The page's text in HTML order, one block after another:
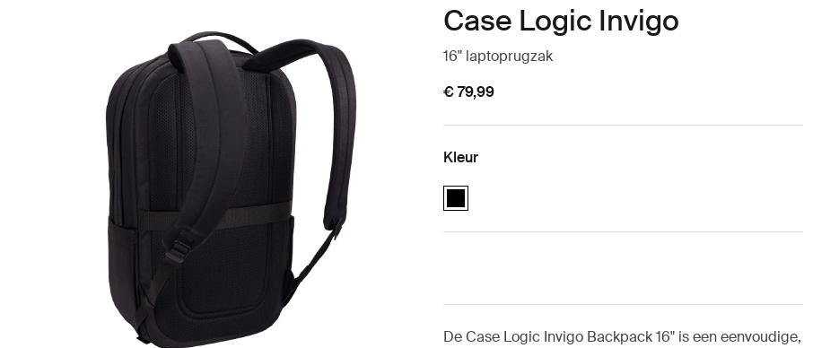
Case Logic Invigo
16" laptoprugzak
€ 79,99
Kleur
Case Logic Invigo backpack 16" Zwart (selected)
De Case Logic Invigo Backpack 16" is een eenvoudige,